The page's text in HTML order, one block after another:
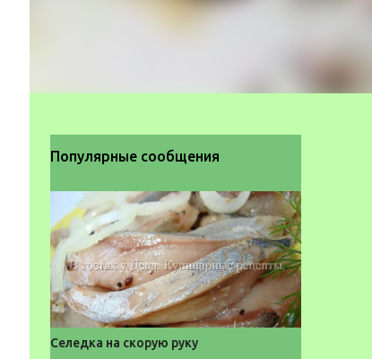
Популярные сообщения
Селедка на скорую руку